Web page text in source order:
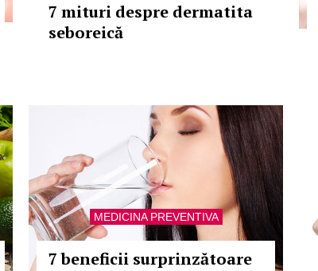
7 mituri despre dermatita
seboreică
MEDICINA PREVENTIVA
7 beneficii surprinzătoare